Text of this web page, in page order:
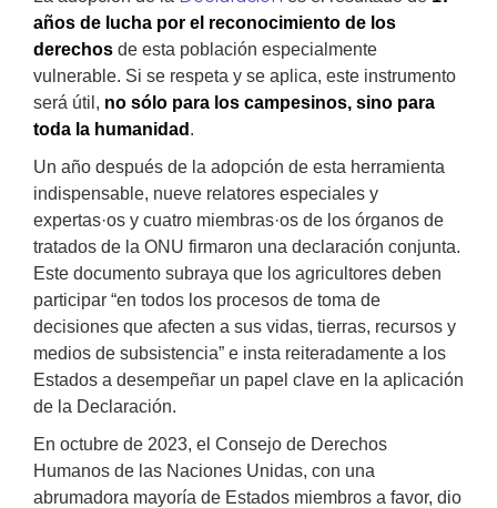
años de lucha por el reconocimiento de los
derechos de esta población especialmente
vulnerable. Si se respeta y se aplica, este instrumento
será útil, no sólo para los campesinos, sino para
toda la humanidad .
Un año después de la adopción de esta herramienta
indispensable, nueve relatores especiales y
expertas·os y cuatro miembras·os de los órganos de
tratados de la ONU firmaron una declaración conjunta.
Este documento subraya que los agricultores deben
participar “en todos los procesos de toma de
decisiones que afecten a sus vidas, tierras, recursos y
medios de subsistencia” e insta reiteradamente a los
Estados a desempeñar un papel clave en la aplicación
de la Declaración.
En octubre de 2023, el Consejo de Derechos
Humanos de las Naciones Unidas, con una
abrumadora mayoría de Estados miembros a favor, dio